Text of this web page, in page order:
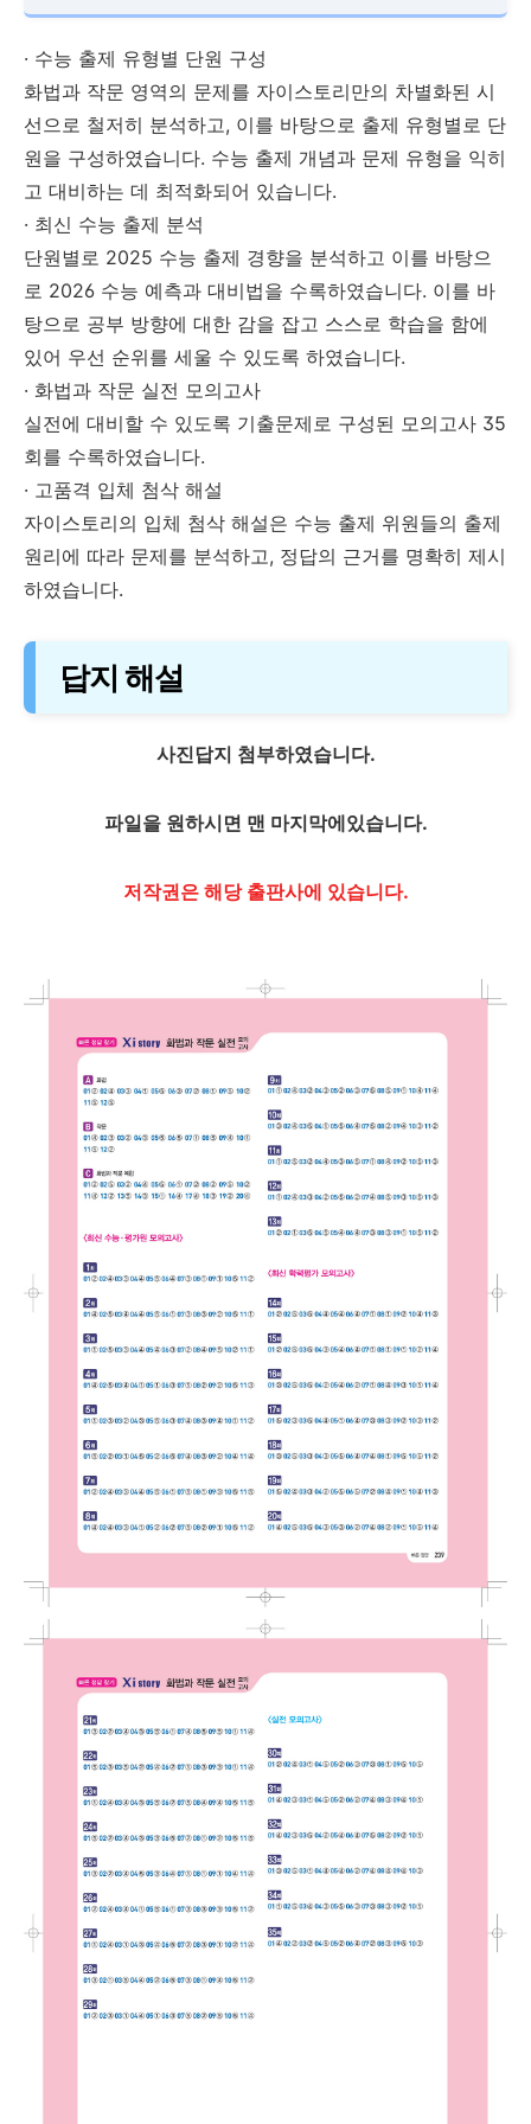
· 수능 출제 유형별 단원 구성
화법과 작문 영역의 문제를 자이스토리만의 차별화된 시
선으로 철저히 분석하고, 이를 바탕으로 출제 유형별로 단
원을 구성하였습니다. 수능 출제 개념과 문제 유형을 익히
고 대비하는 데 최적화되어 있습니다.
· 최신 수능 출제 분석
단원별로 2025 수능 출제 경향을 분석하고 이를 바탕으
로 2026 수능 예측과 대비법을 수록하였습니다. 이를 바
탕으로 공부 방향에 대한 감을 잡고 스스로 학습을 함에
있어 우선 순위를 세울 수 있도록 하였습니다.
· 화법과 작문 실전 모의고사
실전에 대비할 수 있도록 기출문제로 구성된 모의고사 35
회를 수록하였습니다.
· 고품격 입체 첨삭 해설
자이스토리의 입체 첨삭 해설은 수능 출제 위원들의 출제
원리에 따라 문제를 분석하고, 정답의 근거를 명확히 제시
하였습니다.
답지 해설
사진답지 첨부하였습니다.
파일을 원하시면 맨 마지막에있습니다.
저작권은 해당 출판사에 있습니다.